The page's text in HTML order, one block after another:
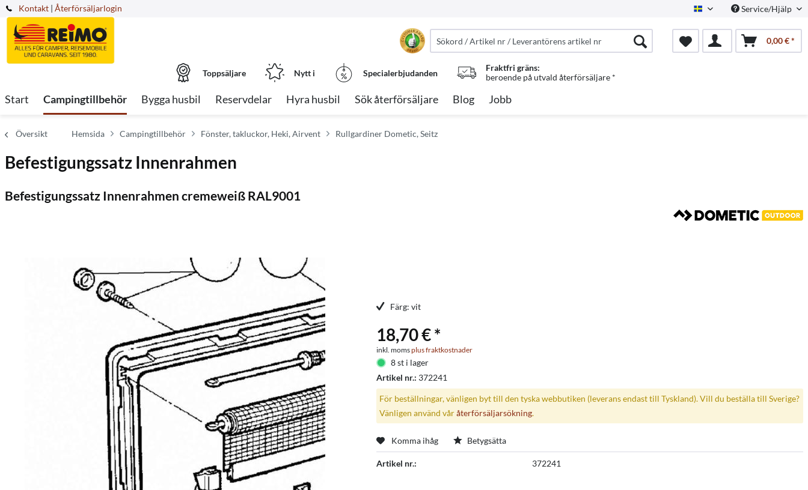
Kontakt Swedish Service/Hjälp
| Återförsäljarlogin
0,00 € *
Toppsäljare Nytt i Specialerbjudanden
Fraktfri gräns:
beroende på utvald återförsäljare *
Start Campingtillbehör Bygga husbil Reservdelar Hyra husbil Sök återförsäljare Blog Jobb
Översikt Hemsida Campingtillbehör Fönster, takluckor, Heki, Airvent Rullgardiner Dometic, Seitz
Befestigungssatz Innenrahmen
Befestigungssatz Innenrahmen cremeweiß RAL9001
Färg: vit
18,70 € *
inkl. momsplus fraktkostnader
8 st i lager
Artikel nr.: 372241
För beställningar, vänligen byt till den tyska webbutiken (leverans endast till Tyskland). Vill du beställa till Sverige?
Vänligen använd våråterförsäljarsökning.
Komma ihåg Betygsätta
Artikel nr.: 372241